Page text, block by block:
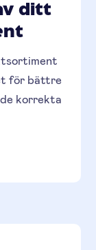
ditt
för bättre
korrekta